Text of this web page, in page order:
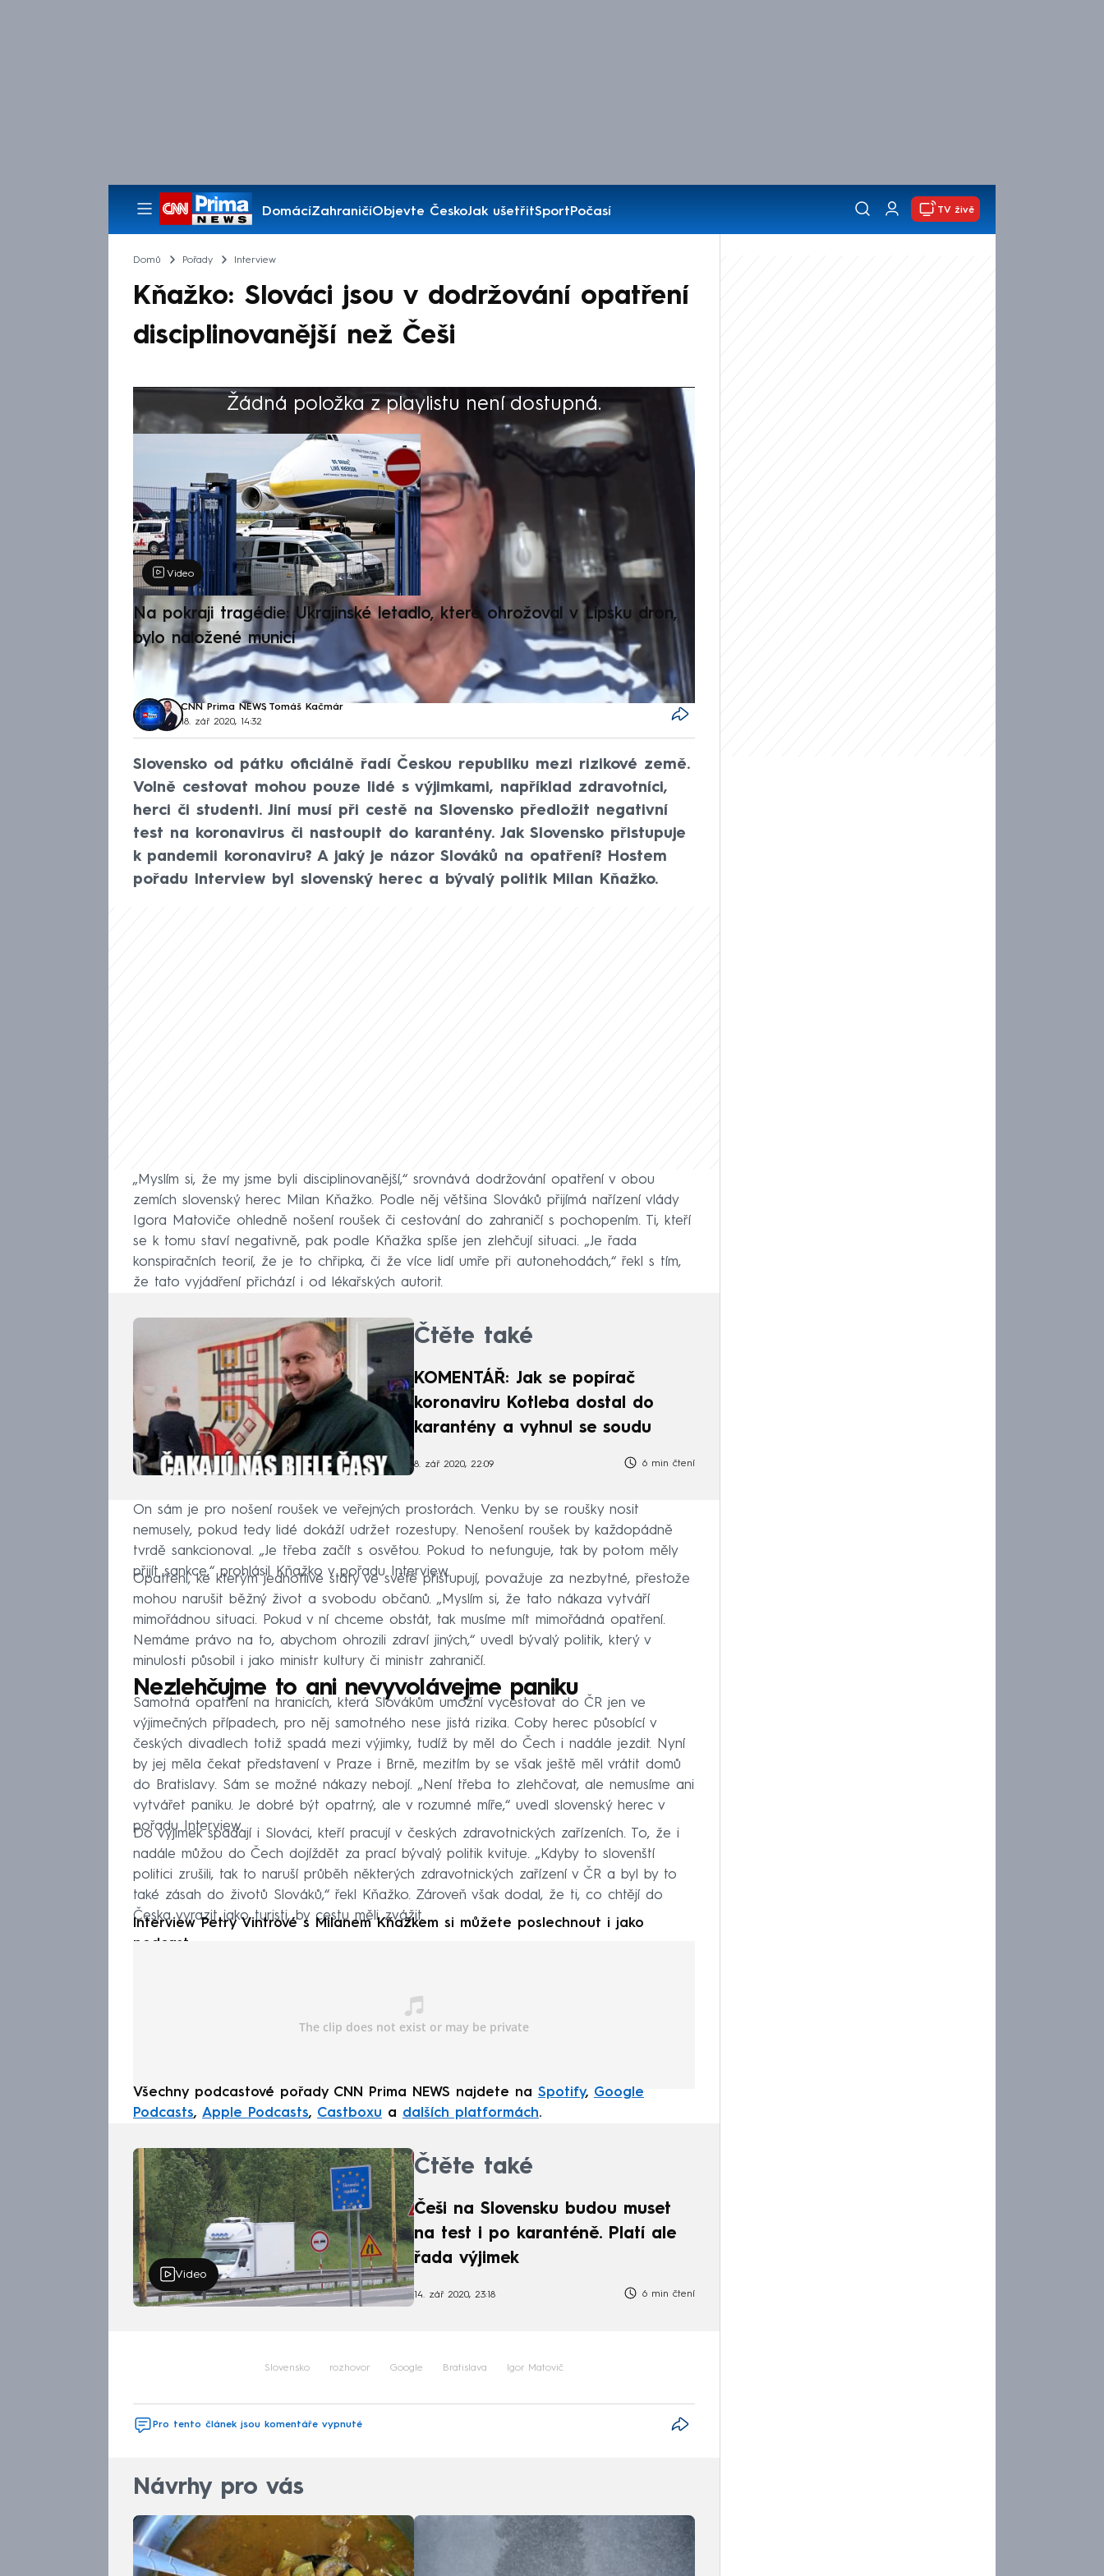
DomácíZahraničíObjevte ČeskoJak ušetřitSportPočasí
Pořady
TV živě
Domů Pořady Interview
Kňažko: Slováci jsou v dodržování opatření
disciplinovanější než Češi
Žádná položka z playlistu není dostupná.
Výběr redakce
Video
Na pokraji tragédie: Ukrajinské letadlo, které ohrožoval v Lipsku dron,
bylo naložené municí
CNN Prima NEWS, Tomáš Kačmár
18. zář 2020, 14:32
Slovensko od pátku oficiálně řadí Českou republiku mezi rizikové země.
Volně cestovat mohou pouze lidé s výjimkami, například zdravotníci,
herci či studenti. Jiní musí při cestě na Slovensko předložit negativní
test na koronavirus či nastoupit do karantény. Jak Slovensko přistupuje
k pandemii koronaviru? A jaký je názor Slováků na opatření? Hostem
pořadu Interview byl slovenský herec a bývalý politik Milan Kňažko.
„Myslím si, že my jsme byli disciplinovanější,“ srovnává dodržování opatření v obou
zemích slovenský herec Milan Kňažko. Podle něj většina Slováků přijímá nařízení vlády
Igora Matoviče ohledně nošení roušek či cestování do zahraničí s pochopením. Ti, kteří
se k tomu staví negativně, pak podle Kňažka spíše jen zlehčují situaci. „Je řada
konspiračních teorií, že je to chřipka, či že více lidí umře při autonehodách,“ řekl s tím,
že tato vyjádření přichází i od lékařských autorit.
Čtěte také
KOMENTÁŘ: Jak se popírač
koronaviru Kotleba dostal do
karantény a vyhnul se soudu
8. zář 2020, 22:09 6 min čtení
On sám je pro nošení roušek ve veřejných prostorách. Venku by se roušky nosit
nemusely, pokud tedy lidé dokáží udržet rozestupy. Nenošení roušek by každopádně
tvrdě sankcionoval. „Je třeba začít s osvětou. Pokud to nefunguje, tak by potom měly
přijít sankce,“ prohlásil Kňažko v pořadu Interview.
Opatření, ke kterým jednotlivé státy ve světě přistupují, považuje za nezbytné, přestože
mohou narušit běžný život a svobodu občanů. „Myslím si, že tato nákaza vytváří
mimořádnou situaci. Pokud v ní chceme obstát, tak musíme mít mimořádná opatření.
Nemáme právo na to, abychom ohrozili zdraví jiných,“ uvedl bývalý politik, který v
minulosti působil i jako ministr kultury či ministr zahraničí.
Nezlehčujme to ani nevyvolávejme paniku
Samotná opatření na hranicích, která Slovákům umožní vycestovat do ČR jen ve
výjimečných případech, pro něj samotného nese jistá rizika. Coby herec působící v
českých divadlech totiž spadá mezi výjimky, tudíž by měl do Čech i nadále jezdit. Nyní
by jej měla čekat představení v Praze i Brně, mezitím by se však ještě měl vrátit domů
do Bratislavy. Sám se možné nákazy nebojí. „Není třeba to zlehčovat, ale nemusíme ani
vytvářet paniku. Je dobré být opatrný, ale v rozumné míře,“ uvedl slovenský herec v
pořadu Interview.
Do výjimek spadají i Slováci, kteří pracují v českých zdravotnických zařízeních. To, že i
nadále můžou do Čech dojíždět za prací bývalý politik kvituje. „Kdyby to slovenští
politici zrušili, tak to naruší průběh některých zdravotnických zařízení v ČR a byl by to
také zásah do životů Slováků,“ řekl Kňažko. Zároveň však dodal, že ti, co chtějí do
Česka vyrazit jako turisti, by cestu měli zvážit.
Interview Petry Vintrové s Milanem Kňažkem si můžete poslechnout i jako
podcast:
Všechny podcastové pořady CNN Prima NEWS najdete na Spotify, Google
Podcasts, Apple Podcasts, Castboxu a dalších platformách.
Video
Čtěte také
Češi na Slovensku budou muset
na test i po karanténě. Platí ale
řada výjimek
14. zář 2020, 23:18 6 min čtení
Slovensko rozhovor Google Bratislava Igor Matovič
Pro tento článek jsou komentáře vypnuté
Návrhy pro vás